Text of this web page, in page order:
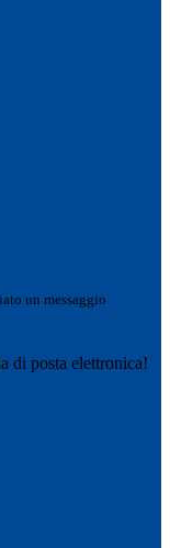
un messaggio
di posta elettronica!